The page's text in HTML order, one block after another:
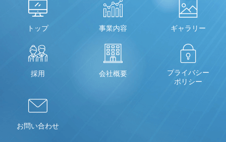
トップ 事業内容 ギャラリー
採用 会社概要
プライバシー
ポリシー
お問い合わせ